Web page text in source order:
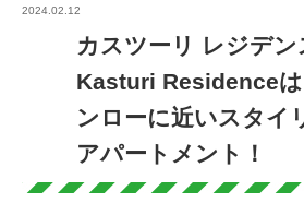
2024.02.12
カスツーリ レジデ
Kasturi Residenceは
ンローに近いスタイ
アパートメント！